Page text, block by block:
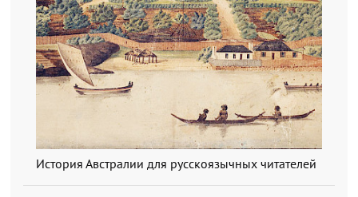
История Австралии для русскоязычных читателей